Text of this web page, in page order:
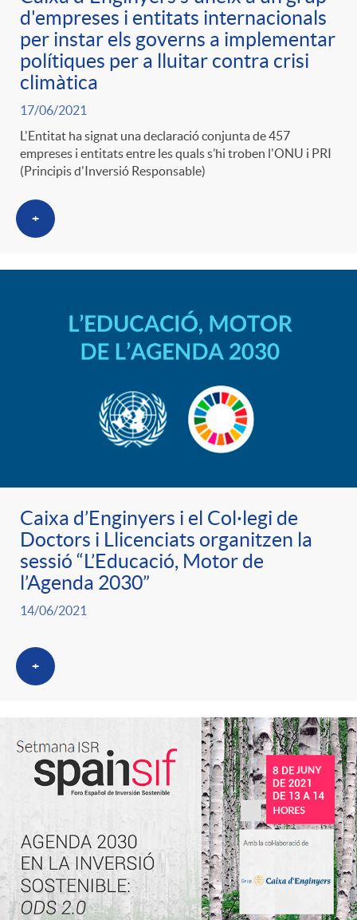
d'empreses i entitats internacionals
per instar els governs a implementar
polítiques per a lluitar contra crisi
climàtica
17/06/2021
L'Entitat ha signat una declaració conjunta de 457
empreses i entitats entre les quals s’hi troben l'ONU i PRI
(Principis d'Inversió Responsable)
+
Caixa d’Enginyers i el Col·legi de
Doctors i Llicenciats organitzen la
sessió “L’Educació, Motor de
l’Agenda 2030”
14/06/2021
+